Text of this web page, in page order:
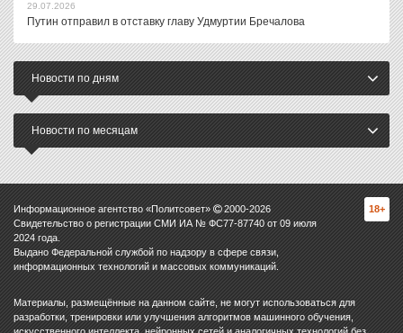
29.07.2026
Путин отправил в отставку главу Удмуртии Бречалова
Новости по дням
Новости по месяцам
Информационное агентство «Политсовет» 2000-2026
Свидетельство о регистрации СМИ ИА № ФС77-87740 от 09 июля
2024 года.
Выдано Федеральной службой по надзору в сфере связи,
информационных технологий и массовых коммуникаций.
18+
Материалы, размещённые на данном сайте, не могут использоваться для
разработки, тренировки или улучшения алгоритмов машинного обучения,